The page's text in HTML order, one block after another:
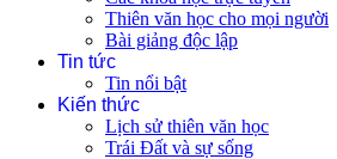
Thiên văn học cho mọi người
Bài giảng độc lập
Tin tức
Tin nổi bật
Kiến thức
Lịch sử thiên văn học
Trái Đất và sự sống